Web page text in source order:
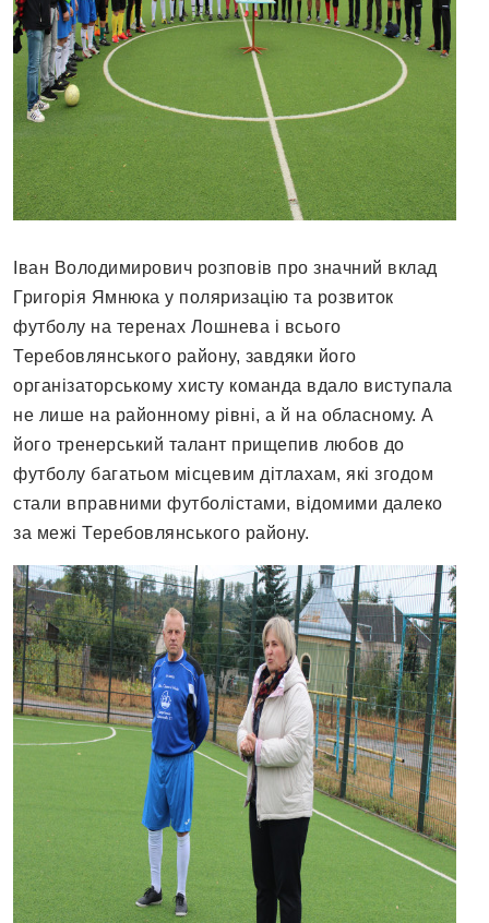
Іван Володимирович розповів про значний вклад
Григорія Ямнюка у поляризацію та розвиток
футболу на теренах Лошнева і всього
Теребовлянського району, завдяки його
організаторському хисту команда вдало виступала
не лише на районному рівні, а й на обласному. А
його тренерський талант прищепив любов до
футболу багатьом місцевим дітлахам, які згодом
стали вправними футболістами, відомими далеко
за межі Теребовлянського району.